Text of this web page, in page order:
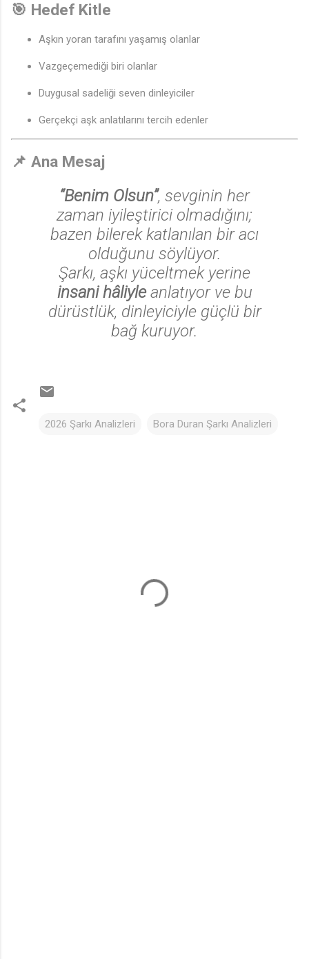
🎯 Hedef Kitle
Aşkın yoran tarafını yaşamış olanlar
Vazgeçemediği biri olanlar
Duygusal sadeliği seven dinleyiciler
Gerçekçi aşk anlatılarını tercih edenler
📌 Ana Mesaj
“Benim Olsun”, sevginin her
zaman iyileştirici olmadığını;
bazen bilerek katlanılan bir acı
olduğunu söylüyor.
Şarkı, aşkı yüceltmek yerine
insani hâliyleanlatıyor ve bu
dürüstlük, dinleyiciyle güçlü bir
bağ kuruyor.
2026 Şarkı Analizleri Bora Duran Şarkı Analizleri